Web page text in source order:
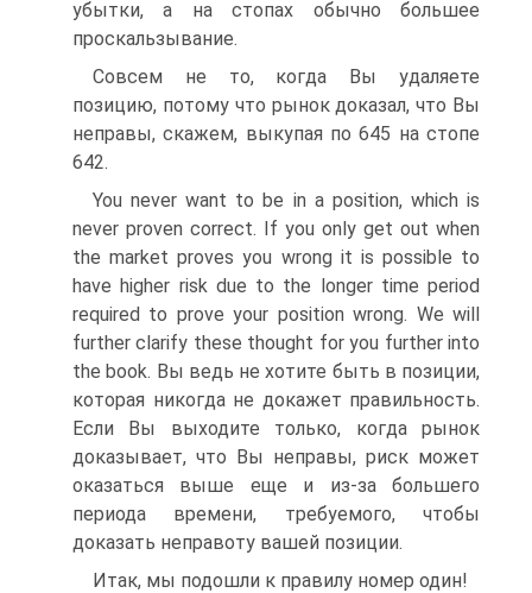
убытки, а на стопах обычно большее
проскальзывание.
Совсем не то, когда Вы удаляете
позицию, потому что рынок доказал, что Вы
неправы, скажем, выкупая по 645 на стопе
642.
You never want to be in a position, which is
never proven correct. If you only get out when
the market proves you wrong it is possible to
have higher risk due to the longer time period
required to prove your position wrong. We will
further clarify these thought for you further into
the book. Вы ведь не хотите быть в позиции,
которая никогда не докажет правильность.
Если Вы выходите только, когда рынок
доказывает, что Вы неправы, риск может
оказаться выше еще и из-за большего
периода времени, требуемого, чтобы
доказать неправоту вашей позиции.
Итак, мы подошли к правилу номер один!